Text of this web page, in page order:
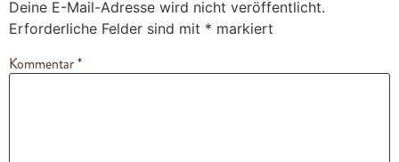
Deine E-Mail-Adresse wird nicht veröffentlicht.
Erforderliche Felder sind mit * markiert
Kommentar*